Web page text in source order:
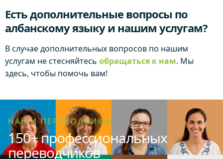
Есть дополнительные вопросы по
албанскому языку и нашим услугам?
В случае дополнительных вопросов по нашим
услугам не стесняйтесь обращаться к нам. Мы
здесь, чтобы помочь вам!
НАШИ ПЕРЕВОДЧИКИ
150+ профессиональных
переводчиков